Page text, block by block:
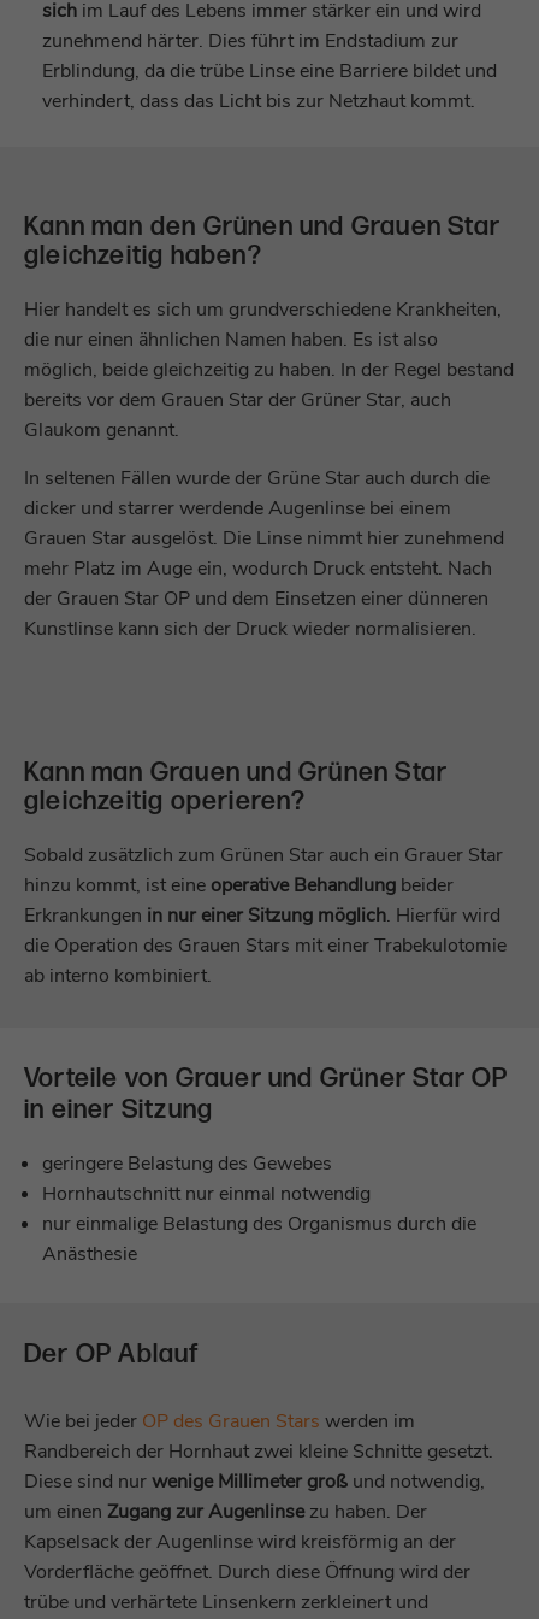
sich im Lauf des Lebens immer stärker ein und wird
zunehmend härter. Dies führt im Endstadium zur
Erblindung, da die trübe Linse eine Barriere bildet und
verhindert, dass das Licht bis zur Netzhaut kommt.
Kann man den Grünen und Grauen Star
gleichzeitig haben?
Hier handelt es sich um grundverschiedene Krankheiten,
die nur einen ähnlichen Namen haben. Es ist also
möglich, beide gleichzeitig zu haben. In der Regel bestand
bereits vor dem Grauen Star der Grüner Star, auch
Glaukom genannt.
In seltenen Fällen wurde der Grüne Star auch durch die
dicker und starrer werdende Augenlinse bei einem
Grauen Star ausgelöst. Die Linse nimmt hier zunehmend
mehr Platz im Auge ein, wodurch Druck entsteht. Nach
der Grauen Star OP und dem Einsetzen einer dünneren
Kunstlinse kann sich der Druck wieder normalisieren.
Kann man Grauen und Grünen Star
gleichzeitig operieren?
Sobald zusätzlich zum Grünen Star auch ein Grauer Star
hinzu kommt, ist eine operative Behandlung beider
Erkrankungen in nur einer Sitzung möglich. Hierfür wird
die Operation des Grauen Stars mit einer Trabekulotomie
ab interno kombiniert.
Vorteile von Grauer und Grüner Star OP
in einer Sitzung
geringere Belastung des Gewebes
Hornhautschnitt nur einmal notwendig
nur einmalige Belastung des Organismus durch die
Anästhesie
Der OP Ablauf
Wie bei jeder OP des Grauen Stars werden im
Randbereich der Hornhaut zwei kleine Schnitte gesetzt.
Diese sind nurwenige Millimeter groß und notwendig,
um einen Zugang zur Augenlinsezu haben. Der
Kapselsack der Augenlinse wird kreisförmig an der
Vorderfläche geöffnet. Durch diese Öffnung wird der
trübe und verhärtete Linsenkern zerkleinert und
Laufzeit Sitzungsende
gesetzt, wenn die PHP session()-Methode
Name staticfilecache
Laufzeit Sitzungsende
Zweck
Verbesserung der Performance von
statischen Seiten.
Name fe_typo_user
TYPO3
Laufzeit Sitzungsende
von Formularfeldern.
Anbieter TYPO3
Laufzeit 3 Monate
Name be_typo_user
Anbieter TYPO3
Laufzeit Sitzungsende
Rechte besitzt, die Webseite zu verwalten.
Anbieter Zoho SalesIQ
Laufzeit Sitzungsende
Dieses Cookie wird aus Sicherheitsgründen
Laufzeit 1 Jahr
Cookie von Google zur Steuerung der
Name _gid
Laufzeit 1 Tag
Zweck
Cookie von Google zum speichern und
zählen von Pageviews.
Name _gat_UA-*
Anbieter Google Analytics
Laufzeit 1 Minute
Dies ist ein Protokoll-Cookie zur anonymen
Name _ga_*
Laufzeit 1 Jahr
Zweck
Dies ist ein Protokoll-Cookie zur anonymen
Analyse des Nutzerverhaltens auf unserer
Website.
Anbieter Zoho PageSense
Laufzeit 1 Jahr
Zweck
Dieses Cookie speichert Metadaten
(Eingänge, Quelle usw.) einer Sitzung, die
Name ^zsc[0-9a-z]{32}$
Anbieter Zoho PageSense
Laufzeit 1 Tag
Zweck
Dieses Cookie wird gesetzt, wenn eine
neue Sitzung mit vollständiger
Nachverfolgung gestartet wird. Dieses
Cookie wird verwendet, um die aktuelle
Schrift vergrößern
Schrift verkleinern
Kontrast
Graue Farbtöne
Großer
Links
Zeilenhöhe